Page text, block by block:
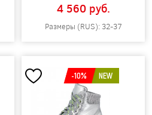
4 560 pуб.
Размеры (RUS): 32-37
-10% NEW